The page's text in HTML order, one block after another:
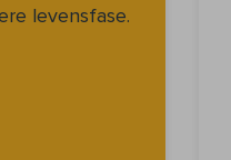
levensfase.